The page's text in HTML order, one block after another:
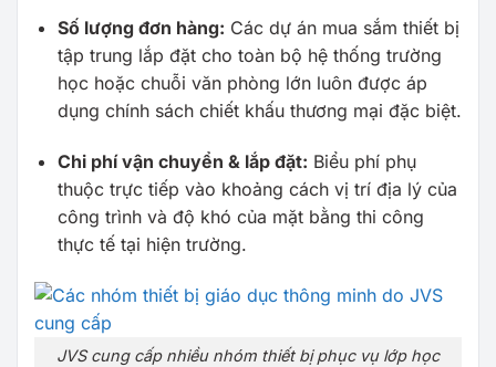
Số lượng đơn hàng: Các dự án mua sắm thiết bị
tập trung lắp đặt cho toàn bộ hệ thống trường
học hoặc chuỗi văn phòng lớn luôn được áp
dụng chính sách chiết khấu thương mại đặc biệt.
Chi phí vận chuyển & lắp đặt: Biểu phí phụ
thuộc trực tiếp vào khoảng cách vị trí địa lý của
công trình và độ khó của mặt bằng thi công
thực tế tại hiện trường.
JVS cung cấp nhiều nhóm thiết bị phục vụ lớp học